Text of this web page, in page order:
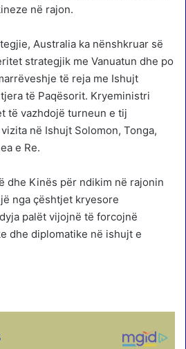
në rajon.
Australia ka nënshkruar së
strategjik me Vanuatun dhe po
të reja me Ishujt
të Paqësorit. Kryeministri
të vazhdojë turneun e tij
në Ishujt Solomon, Tonga,
e Re.
dhe Kinës për ndikim në rajonin
nga çështjet kryesore
palët vijojnë të forcojnë
dhe diplomatike në ishujt e